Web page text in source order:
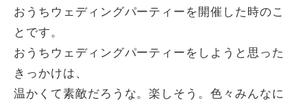
おうちウェディングパーティーを開催した時のこ
とです。
おうちウェディングパーティーをしようと思った
きっかけは、
温かくて素敵だろうな。楽しそう。色々みんなに